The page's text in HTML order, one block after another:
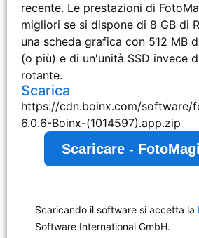
recente. Le prestazioni di
migliori se si dispone di 8 GB di
una scheda grafica con 512 MB
(o più) e di un'unità SSD invece
rotante.
Scarica
https://cdn.boinx.com/software/
6.0.6-Boinx-(1014597).app.zip
Scaricare -
Scaricando il software si accetta la
Software International GmbH.